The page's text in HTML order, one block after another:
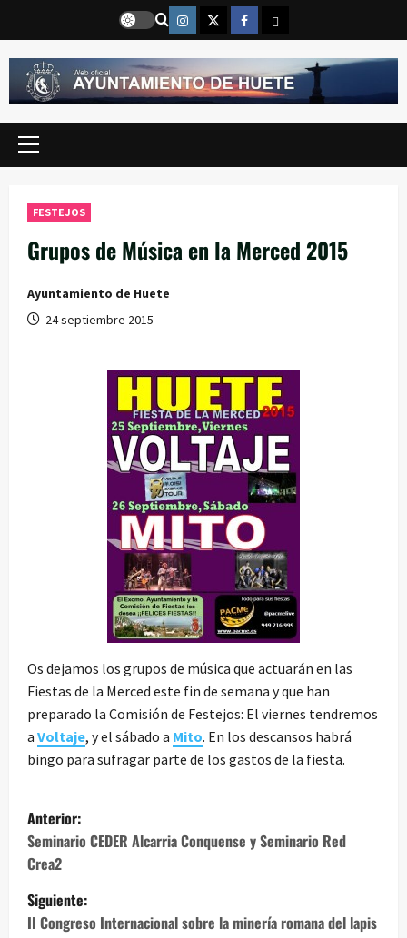
contenido
Instragram
TwitterFacebook
Email
Menú
FESTEJOS
Grupos de Música en la Merced 2015
Ayuntamiento de Huete
24 septiembre 2015
Os dejamos los grupos de música que actuarán en las
Fiestas de la Merced este fin de semana y que han
preparado la Comisión de Festejos: El viernes tendremos
a Voltaje, y el sábado a Mito. En los descansos habrá
bingo para sufragar parte de los gastos de la fiesta.
N
a
v
e
Anterior:
Seminario CEDER Alcarria Conquense y Seminario Red
Crea2
Siguiente:
II Congreso Internacional sobre la minería romana del lapis